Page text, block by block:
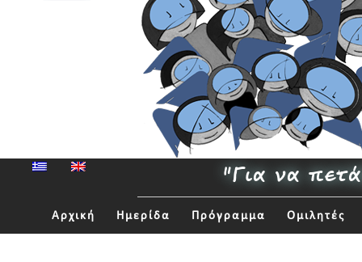
Μουσικής
Αθηνών
"Για να
Αρχική Ημερίδα Πρόγραμμα Ομιλητές